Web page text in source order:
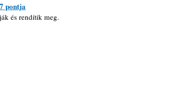
pontja
és rendítik meg.